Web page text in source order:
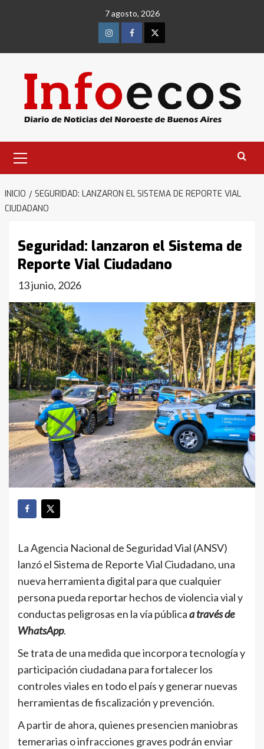
7 agosto, 2026
InstagramFacebookTwitter
primario
INICIO
SEGURIDAD: LANZARON EL SISTEMA DE REPORTE VIAL
CIUDADANO
Seguridad: lanzaron el Sistema de
Reporte Vial Ciudadano
13 junio, 2026
La Agencia Nacional de Seguridad Vial (ANSV)
lanzó el Sistema de Reporte Vial Ciudadano, una
nueva herramienta digital para que cualquier
persona pueda reportar hechos de violencia vial y
conductas peligrosas en la vía públicaa través de
WhatsApp.
Se trata de una medida que incorpora tecnología y
participación ciudadana para fortalecer los
controles viales en todo el país y generar nuevas
herramientas de fiscalización y prevención.
A partir de ahora, quienes presencien maniobras
temerarias o infracciones graves podrán enviar